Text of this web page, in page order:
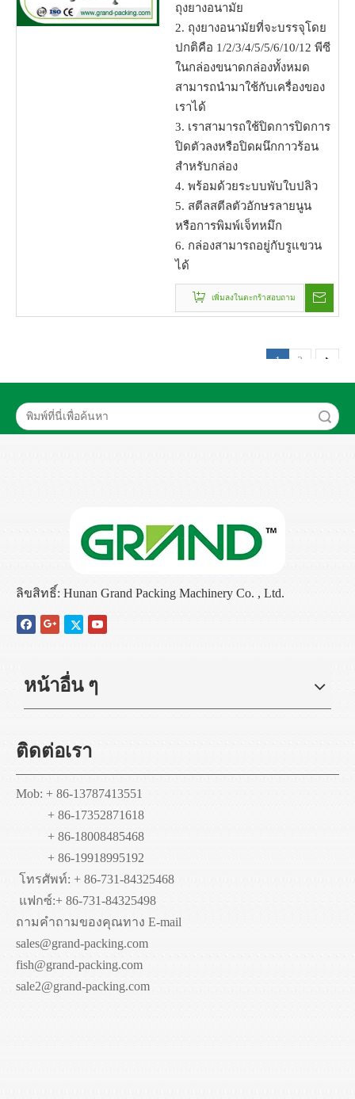
ถุงยางอนามัย
2. ถุงยางอนามัยที่จะบรรจุโดย
ปกติคือ 1/2/3/4/5/5/6/10/12 พีซี
ในกล่องขนาดกล่องทั้งหมด
สามารถนำมาใช้กับเครื่องของ
เราได้
3. เราสามารถใช้ปิดการปิดการ
ปิดตัวลงหรือปิดผนึกกาวร้อน
สำหรับกล่อง
4. พร้อมด้วยระบบพับใบปลิว
5. สตีลสตีลตัวอักษรลายนูน
หรือการพิมพ์เจ็ทหมึก
6. กล่องสามารถอยู่กับรูแขวน
ได้
เพิ่มลงในตะกร้าสอบถาม
1 2
เครื่องบรรจุสบู่
เครื่องใส่หลอดไฟ
เครื่องบรรจุกระป๋องสแควร์
เครื่อง cartoning แนวตั้ง
เครื่องบรรจุอาหาร
ลิขสิทธิ์: Hunan Grand Packing Machinery Co. , Ltd.
หน้าอื่น ๆ
ติดต่อเรา
Mob: + 86-13787413551
+ 86-17352871618
+ 86-18008485468
+ 86-19918995192
โทรศัพท์: + 86-731-84325468
แฟกซ์:+ 86-731-84325498
ถามคำถามของคุณทาง E-mail
sales@grand-packing.com
fish@grand-packing.com
sale2@grand-packing.com